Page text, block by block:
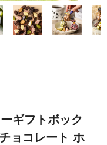
ギフトボック
ョコレート ホ